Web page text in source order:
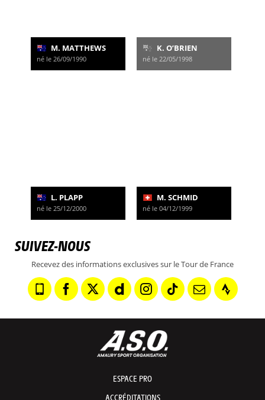
M. MATTHEWS
né le 26/09/1990
K. O’BRIEN
né le 22/05/1998
L. PLAPP
né le 25/12/2000
M. SCHMID
né le 04/12/1999
SUIVEZ-NOUS
Recevez des informations exclusives sur le Tour de France
ESPACE PRO
ACCRÉDITATIONS